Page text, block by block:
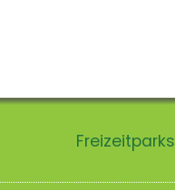
Freizeitparks